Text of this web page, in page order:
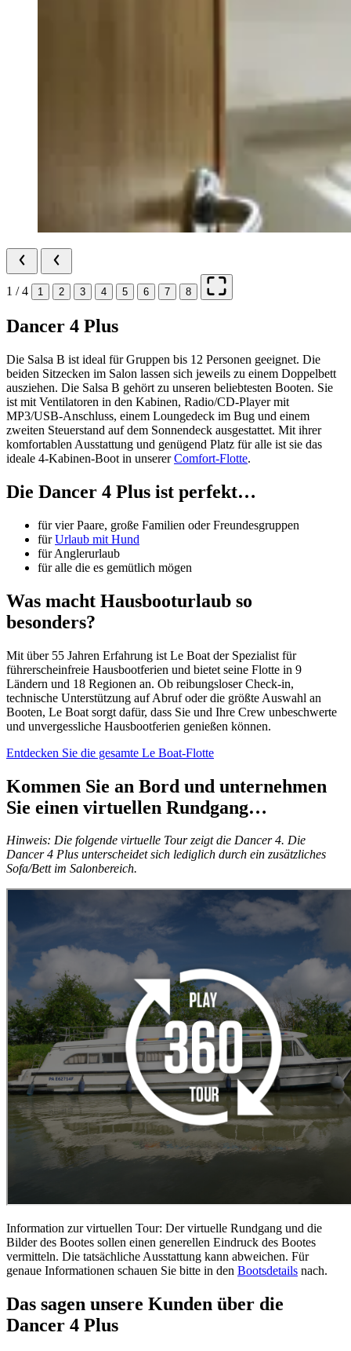
1 / 4 1 2 3 4 5 6 7 8
Dancer 4 Plus
Die Salsa B ist ideal für Gruppen bis 12 Personen geeignet. Die
beiden Sitzecken im Salon lassen sich jeweils zu einem Doppelbett
ausziehen. Die Salsa B gehört zu unseren beliebtesten Booten. Sie
ist mit Ventilatoren in den Kabinen, Radio/CD-Player mit
MP3/USB-Anschluss, einem Loungedeck im Bug und einem
zweiten Steuerstand auf dem Sonnendeck ausgestattet. Mit ihrer
komfortablen Ausstattung und genügend Platz für alle ist sie das
ideale 4-Kabinen-Boot in unsererComfort-Flotte.
Die Dancer 4 Plus ist perfekt…
für vier Paare, große Familien oder Freundesgruppen
fürUrlaub mit Hund
für Anglerurlaub
für alle die es gemütlich mögen
Was macht Hausbooturlaub so
besonders?
Mit über 55 Jahren Erfahrung ist Le Boat der Spezialist für
führerscheinfreie Hausbootferien und bietet seine Flotte in 9
Ländern und 18 Regionen an. Ob reibungsloser Check-in,
technische Unterstützung auf Abruf oder die größte Auswahl an
Booten, Le Boat sorgt dafür, dass Sie und Ihre Crew unbeschwerte
und unvergessliche Hausbootferien genießen können.
Entdecken Sie die gesamte Le Boat-Flotte
Kommen Sie an Bord und unternehmen
Sie einen virtuellen Rundgang…
Hinweis: Die folgende virtuelle Tour zeigt die Dancer 4. Die
Dancer 4 Plus unterscheidet sich lediglich durch ein zusätzliches
Sofa/Bett im Salonbereich.
Information zur virtuellen Tour: Der virtuelle Rundgang und die
Bilder des Bootes sollen einen generellen Eindruck des Bootes
vermitteln. Die tatsächliche Ausstattung kann abweichen. Für
genaue Informationen schauen Sie bitte in den Bootsdetails nach.
Das sagen unsere Kunden über die
Dancer 4 Plus